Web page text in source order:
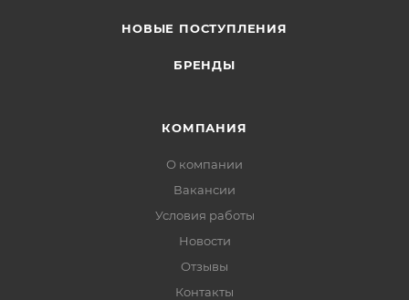
НОВЫЕ ПОСТУПЛЕНИЯ
БРЕНДЫ
КОМПАНИЯ
О компании
Вакансии
Условия работы
Новости
Отзывы
Контакты